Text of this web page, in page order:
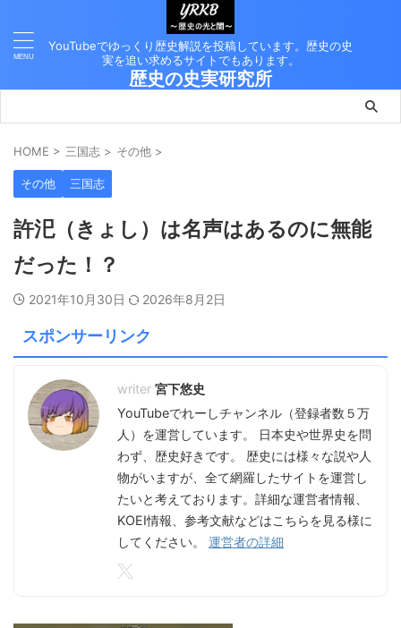
YouTubeでゆっくり歴史解説を投稿しています。歴史の史
実を追い求めるサイトでもあります。
歴史の史実研究所
HOME > 三国志 > その他 >
その他 三国志
許汜（きょし）は名声はあるのに無能
だった！？
2021年10月30日 2026年8月2日
スポンサーリンク
宮下悠史
YouTubeでれーしチャンネル（登録者数５万
人）を運営しています。 日本史や世界史を問
わず、歴史好きです。 歴史には様々な説や人
物がいますが、全て網羅したサイトを運営し
たいと考えております。詳細な運営者情報、
KOEI情報、参考文献などはこちらを見る様に
してください。 運営者の詳細